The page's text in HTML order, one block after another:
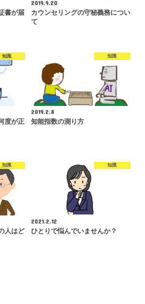
書が届
2019.9.20
カウンセリングの守秘義務につい
て
知識
度が正
知識
2019.2.8
知能指数の測り方
知識
人はど
知識
2021.2.12
ひとりで悩んでいませんか？